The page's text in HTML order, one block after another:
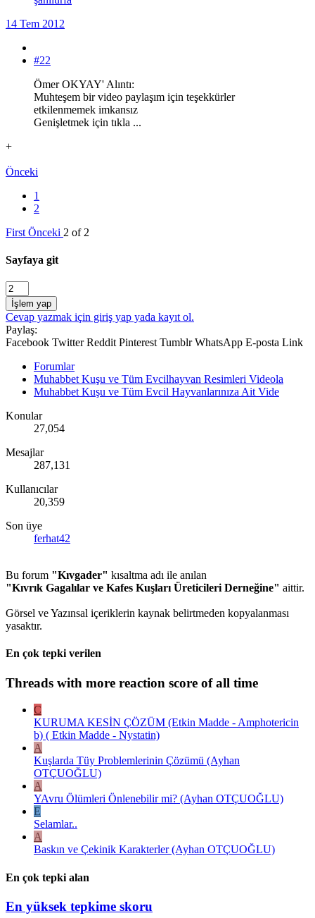
14 Tem 2012
#22
Ömer OKYAY' Alıntı:
Muhteşem bir video paylaşım için teşekkürler
etkilenmemek imkansız
Genişletmek için tıkla ...
+
Önceki
1
2
First Önceki 2 of 2
Sayfaya git
İşlem yap
Cevap yazmak için giriş yap yada kayıt ol.
Paylaş:
Facebook Twitter Reddit Pinterest Tumblr WhatsApp E-posta Link
Forumlar
Muhabbet Kuşu ve Tüm Evcilhayvan Resimleri Videola
Muhabbet Kuşu ve Tüm Evcil Hayvanlarınıza Ait Vide
Konular
27,054
Mesajlar
287,131
Kullanıcılar
20,359
Son üye
ferhat42
Bu forum "Kıvgader" kısaltma adı ile anılan
"Kıvrık Gagalılar ve Kafes Kuşları Üreticileri Derneğine" aittir.
Görsel ve Yazınsal içeriklerin kaynak belirtmeden kopyalanması
yasaktır.
En çok tepki verilen
Threads with more reaction score of all time
C
KURUMA KESİN ÇÖZÜM (Etkin Madde - Amphotericin
b) ( Etkin Madde - Nystatin)
A
Kuşlarda Tüy Problemlerinin Çözümü (Ayhan
OTÇUOĞLU)
A
YAvru Ölümleri Önlenebilir mi? (Ayhan OTÇUOĞLU)
E
Selamlar..
A
Baskın ve Çekinik Karakterler (Ayhan OTÇUOĞLU)
En çok tepki alan
En yüksek tepkime skoru